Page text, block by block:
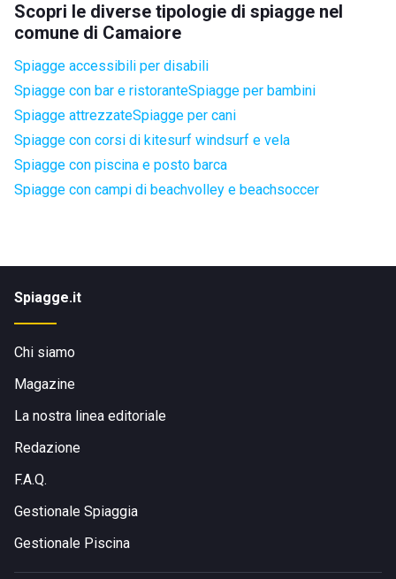
Scopri le diverse tipologie di spiagge nel
comune di Camaiore
Spiagge accessibili per disabili
Spiagge con bar e ristoranteSpiagge per bambini
Spiagge attrezzateSpiagge per cani
Spiagge con corsi di kitesurf windsurf e vela
Spiagge con piscina e posto barca
Spiagge con campi di beachvolley e beachsoccer
Spiagge.it
Chi siamo
Magazine
La nostra linea editoriale
Redazione
F.A.Q.
Gestionale Spiaggia
Gestionale Piscina